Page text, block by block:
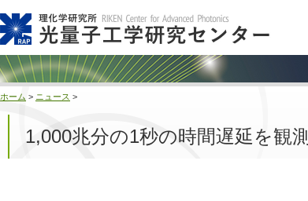
ホーム > ニュース >
1,000兆分の1秒の時間遅延を観測